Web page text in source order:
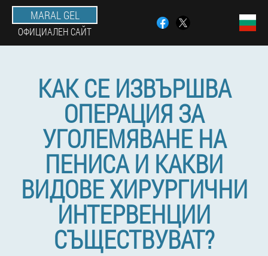
MARAL GEL
ОФИЦИАЛЕН САЙТ
КАК СЕ ИЗВЪРШВА
ОПЕРАЦИЯ ЗА
УГОЛЕМЯВАНЕ НА
ПЕНИСА И КАКВИ
ВИДОВЕ ХИРУРГИЧНИ
ИНТЕРВЕНЦИИ
СЪЩЕСТВУВАТ?